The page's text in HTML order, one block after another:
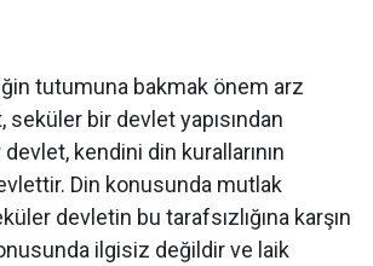
tutumuna bakmak önem arz
seküler bir devlet yapısından
devlet, kendini din kurallarının
Din konusunda mutlak
devletin bu tarafsızlığına karşın
ilgisiz değildir ve laik